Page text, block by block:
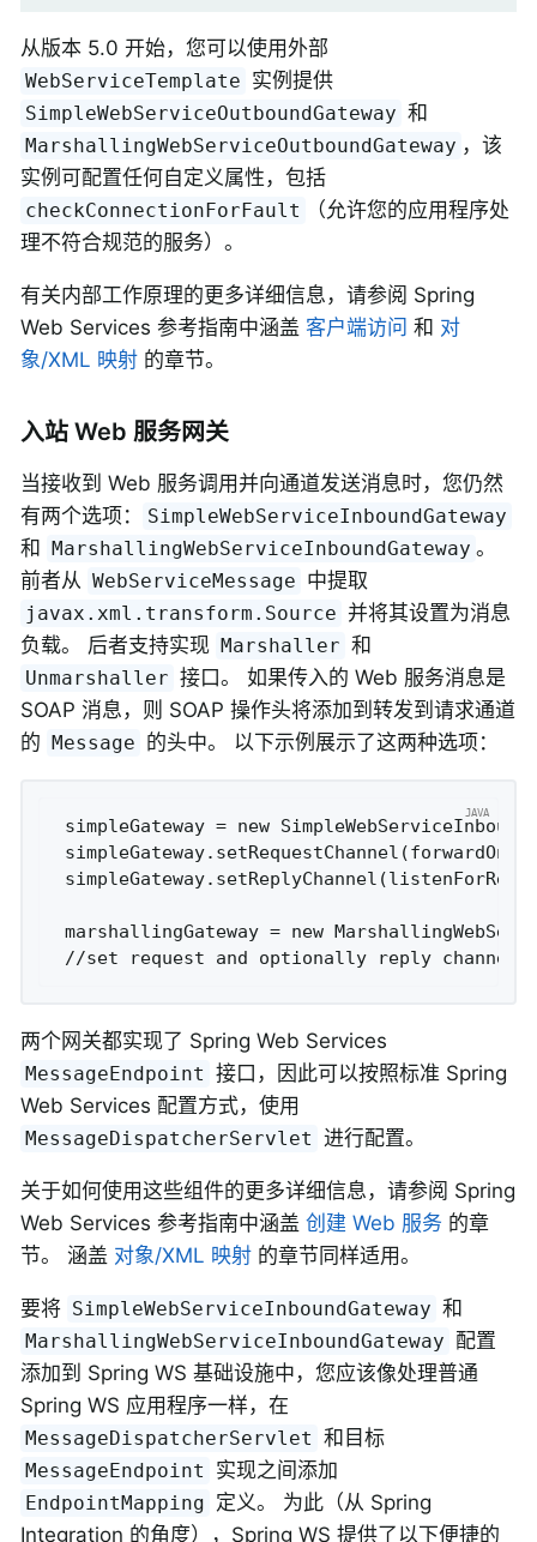
从版本 5.0 开始，您可以使用外部
WebServiceTemplate 实例提供
SimpleWebServiceOutboundGateway 和
MarshallingWebServiceOutboundGateway ，该
实例可配置任何自定义属性，包括
checkConnectionForFault
（允许您的应用程序处
理不符合规范的服务）。
有关内部工作原理的更多详细信息，请参阅 Spring
Web Services 参考指南中涵盖 客户端访问 和 对
象/XML 映射 的章节。
入站 Web 服务网关
当接收到 Web 服务调用并向通道发送消息时，您仍然
有两个选项：
SimpleWebServiceInboundGateway
和 MarshallingWebServiceInboundGateway 。
前者从 WebServiceMessage 中提取
javax.xml.transform.Source 并将其设置为消息
负载。 后者支持实现 Marshaller 和
Unmarshaller 接口。 如果传入的 Web 服务消息是
SOAP 消息，则 SOAP 操作头将添加到转发到请求通道
的 Message 的头中。 以下示例展示了这两种选项：
simpleGateway = new
marshallingGateway = new
两个网关都实现了 Spring Web Services
MessageEndpoint 接口，因此可以按照标准 Spring
Web Services 配置方式，使用
MessageDispatcherServlet 进行配置。
关于如何使用这些组件的更多详细信息，请参阅 Spring
Web Services 参考指南中涵盖 创建 Web 服务 的章
节。 涵盖 对象/XML 映射 的章节同样适用。
要将 SimpleWebServiceInboundGateway 和
MarshallingWebServiceInboundGateway 配置
添加到 Spring WS 基础设施中，您应该像处理普通
Spring WS 应用程序一样，在
MessageDispatcherServlet 和目标
MessageEndpoint 实现之间添加
EndpointMapping 定义。 为此（从 Spring
Integration 的角度），Spring WS 提供了以下便捷的